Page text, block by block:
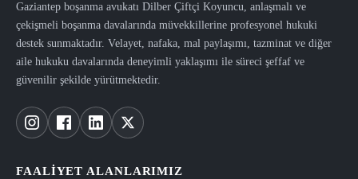
Gaziantep boşanma avukatı Dilber Çiftçi Koyuncu, anlaşmalı ve
çekişmeli boşanma davalarında müvekkillerine profesyonel hukuki
destek sunmaktadır. Velayet, nafaka, mal paylaşımı, tazminat ve diğer
aile hukuku davalarında deneyimli yaklaşımı ile süreci şeffaf ve
güvenilir şekilde yürütmektedir.
FAALIYET ALANLARIMIZ